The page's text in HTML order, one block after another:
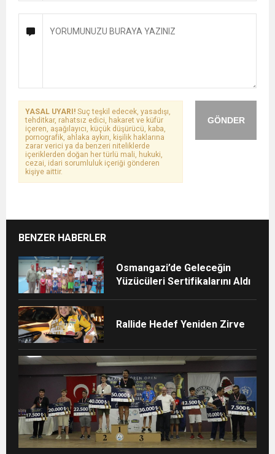
GÖNDER
YASAL UYARI! Suç teşkil edecek, yasadışı,
tehditkar, rahatsız edici, hakaret ve küfür
içeren, aşağılayıcı, küçük düşürücü, kaba,
pornografik, ahlaka aykırı, kişilik haklarına
zarar verici ya da benzeri niteliklerde
içeriklerden doğan her türlü mali, hukuki,
cezai, idari sorumluluk içeriği gönderen
kişiye aittir.
BENZER HABERLER
Osmangazi’de Geleceğin
Yüzücüleri Sertifikalarını Aldı
Rallide Hedef Yeniden Zirve